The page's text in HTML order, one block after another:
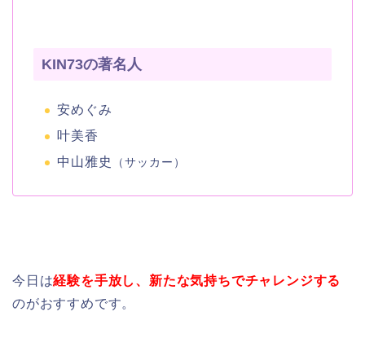
KIN73の著名人
安めぐみ
叶美香
中山雅史
（サッカー）
今日は経験を手放し、新たな気持ちでチャレンジする
のがおすすめです。